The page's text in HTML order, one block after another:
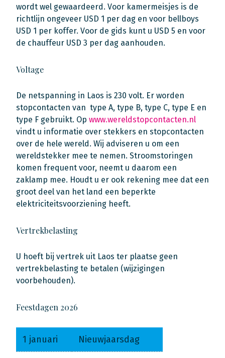
wordt wel gewaardeerd. Voor kamermeisjes is de
richtlijn ongeveer USD 1 per dag en voor bellboys
USD 1 per koffer. Voor de gids kunt u USD 5 en voor
de chauffeur USD 3 per dag aanhouden.
Voltage
De netspanning in Laos is 230 volt. Er worden
stopcontacten van type A, type B, type C, type E en
type F gebruikt. Op www.wereldstopcontacten.nl
vindt u informatie over stekkers en stopcontacten
over de hele wereld. Wij adviseren u om een
wereldstekker mee te nemen. Stroomstoringen
komen frequent voor, neemt u daarom een
zaklamp mee. Houdt u er ook rekening mee dat een
groot deel van het land een beperkte
elektriciteitsvoorziening heeft.
Vertrekbelasting
U hoeft bij vertrek uit Laos ter plaatse geen
vertrekbelasting te betalen (wijzigingen
voorbehouden).
Feestdagen 2026
1 januari Nieuwjaarsdag